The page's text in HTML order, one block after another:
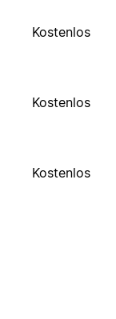
Kostenlos
Kostenlos
Kostenlos